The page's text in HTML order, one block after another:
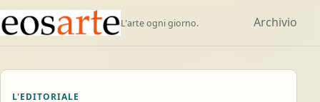
L'arte ogni giorno. Archivio
L'EDITORIALE